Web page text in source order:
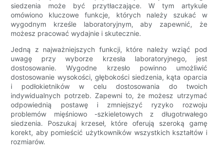
siedzenia może być przytłaczające. W tym artykule
omówiono kluczowe funkcje, których należy szukać w
wygodnym krześle laboratoryjnym, aby zapewnić, że
możesz pracować wydajnie i skutecznie.
Jedną z najważniejszych funkcji, które należy wziąć pod
uwagę przy wyborze krzesła laboratoryjnego, jest
dostosowanie. Wygodne krzesło powinno umożliwić
dostosowanie wysokości, głębokości siedzenia, kąta oparcia
i podłokietników w celu dostosowania do twoich
indywidualnych potrzeb. Zapewni to, że możesz utrzymać
odpowiednią postawę i zmniejszyć ryzyko rozwoju
problemów mięśniowo -szkieletowych z długotrwałego
siedzenia. Poszukaj krzeseł, które oferują szeroką gamę
korekt, aby pomieścić użytkowników wszystkich kształtów i
rozmiarów.